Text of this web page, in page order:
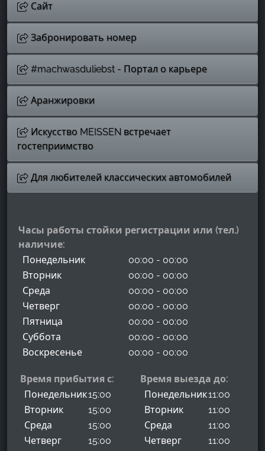
Сайт
Забронировать номер
#machwasduliebst - Портал о карьере
Аранжировки
Искусство MEISSEN встречает
гостеприимство
Для любителей классических автомобилей
Часы работы стойки регистрации или (тел.)
наличие:
Понедельник
00:00 - 00:00
Вторник
00:00 - 00:00
Среда
00:00 - 00:00
Четверг
00:00 - 00:00
Пятница
00:00 - 00:00
Суббота
00:00 - 00:00
Воскресенье
00:00 - 00:00
Время прибытия с:
Понедельник15:00
Вторник
15:00
Среда
15:00
Четверг
15:00
Время выезда до:
Понедельник11:00
Вторник
11:00
Среда
11:00
Четверг
11:00